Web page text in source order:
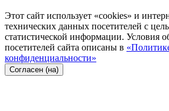
Этот сайт использует «cookies» и
технических данных посетителей с
статистической информации. Условия
посетителей сайта описаны в
конфиденциальности»
Согласен (на)